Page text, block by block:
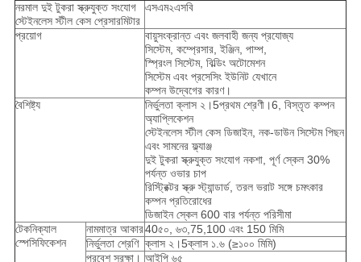
নরমাল দুই টুকরা স্ক্রুযুক্ত সংযোগ
স্টেইনলেস স্টীল কেস প্রেসারমিটার
এসএম২এসবি
প্রয়োগ
বায়ুসংক্রান্ত এবং জলবাহী জন্য প্রযোজ্য
সিস্টেম, কম্প্রেসার, ইঞ্জিন, পাম্প,
স্প্রিংল সিস্টেম, বিল্ডিং অটোমেশন
সিস্টেম এবং প্রসেসিং ইউনিট যেখানে
কম্পন উদ্বেগের কারণ।
বৈশিষ্ট্য
নির্ভুলতা ক্লাস ২।5প্রথম শ্রেণী।6, বিস্তৃত কম্পন
অ্যাপ্লিকেশন
স্টেইনলেস স্টীল কেস ডিজাইন, নক-ডাউন সিস্টেম পিছন
এবং সামনের ফ্ল্যাঞ্জ
দুই টুকরা স্ক্রুযুক্ত সংযোগ নকশা, পূর্ণ স্কেল 30%
পর্যন্ত ওভার চাপ
রিস্ট্রিক্টর স্ক্রু স্ট্যান্ডার্ড, তরল ভরাট সঙ্গে চমৎকার
কম্পন প্রতিরোধের
ডিজাইন স্কেল 600 বার পর্যন্ত পরিসীমা
টেকনিক্যাল
স্পেসিফিকেশন
নামমাত্র আকার40৫০, ৬৩,75,100 এবং 150 মিমি
নির্ভুলতা শ্রেণি ক্লাস ২।5ক্লাস ১.৬ (≥১০০ মিমি)
প্রবেশ সুরক্ষা। আইপি ৬৫